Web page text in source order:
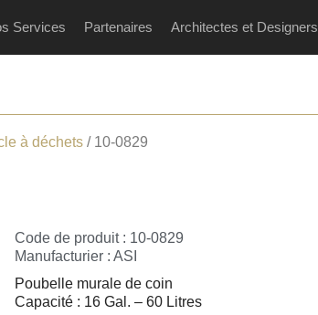
Services Partenaires Architectes et Designers
à déchets / 10-0829
Code de produit : 10-0829
Manufacturier : ASI
Poubelle murale de coin
Capacité : 16 Gal. – 60 Litres